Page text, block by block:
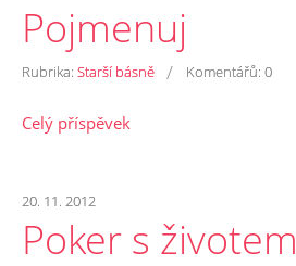
Pojmenuj
Rubrika: Starší básně / Komentářů: 0
Celý příspěvek
20. 11. 2012
Poker s životem